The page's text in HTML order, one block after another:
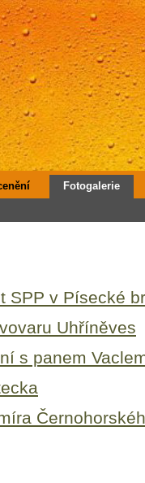
Fotogalerie
SPP v Písecké
Uhříněves
s panem